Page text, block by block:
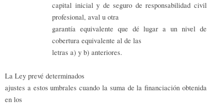
capital inicial y de seguro de responsabilidad civil
profesional, aval u otra
garantía equivalente que dé lugar a un nivel de
cobertura equivalente al de las
letras a) y b) anteriores.
La Ley prevé determinados
ajustes a estos umbrales cuando la suma de la financiación obtenida
en los